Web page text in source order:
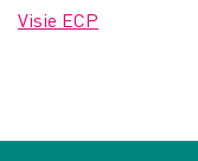
Visie ECP